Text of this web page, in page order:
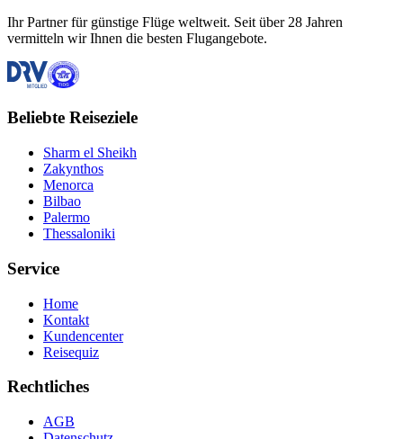
Ihr Partner für günstige Flüge weltweit. Seit über 28 Jahren
vermitteln wir Ihnen die besten Flugangebote.
Beliebte Reiseziele
Sharm el Sheikh
Zakynthos
Menorca
Bilbao
Palermo
Thessaloniki
Service
Home
Kontakt
Kundencenter
Reisequiz
Rechtliches
AGB